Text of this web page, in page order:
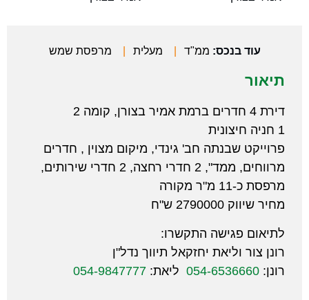
עוד בנכס: ממ"ד מעלית מרפסת שמש
תיאור
דירת 4 חדרים ברמת אמיר בצורן, קומה 2
1 חניה חיצונית
פרוייקט שבנתה חב' גינדי, מיקום מצוין , חדרים
מרווחים, ממד", 2 חדרי רחצה, 2 חדרי שירותים,
מרפסת כ-11 מ"ר מקורה
מחיר שיווק 2790000 ש"ח
לתיאום פגישה התקשרו:
רונן צור וליאת יחזקאל תיווך נדל"ן
רונן: 054-6536660 ליאת: 054-9847777